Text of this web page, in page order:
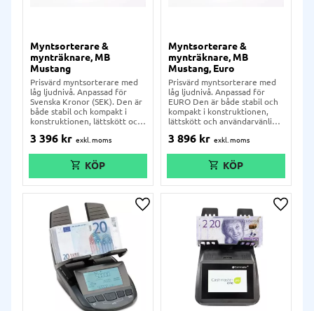
Myntsorterare &
mynträknare, MB
Mustang
Prisvärd myntsorterare med
låg ljudnivå. Anpassad för
Svenska Kronor (SEK). Den är
både stabil och kompakt i
konstruktionen, lättskött och
låga ljudnivå kan man säkert
dra till sig oönskad
uppmärksamhet från
förbipasserande eller
Räknar och sorterar mynten
efter valör.
3 396 kr
Myntsorterare &
mynträknare, MB
Mustang, Euro
Prisvärd myntsorterare med
låg ljudnivå. Anpassad för
EURO Den är både stabil och
kompakt i konstruktionen,
lättskött och användarvänlig.
kan man säkert räkna mynt i
oönskad uppmärksamhet från
förbipasserande eller
intilliggande lokaler. Enkel
Räknar och sorterar mynten
efter valör.
3 896 kr
Lägg till i önskelista Lägg